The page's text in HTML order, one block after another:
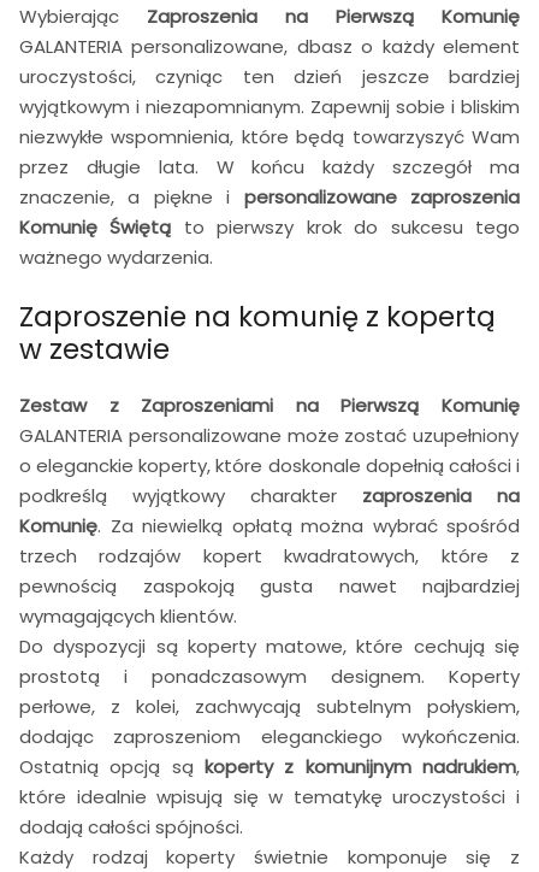
Wybierając Zaproszenia na Pierwszą Komunię
GALANTERIA personalizowane, dbasz o każdy element
uroczystości, czyniąc ten dzień jeszcze bardziej
wyjątkowym i niezapomnianym. Zapewnij sobie i bliskim
niezwykłe wspomnienia, które będą towarzyszyć Wam
przez długie lata. W końcu każdy szczegół ma
znaczenie, a piękne i personalizowane zaproszenia
Komunię Świętą to pierwszy krok do sukcesu tego
ważnego wydarzenia.
Zaproszenie na komunię z kopertą
w zestawie
Zestaw z Zaproszeniami na Pierwszą Komunię
GALANTERIA personalizowane może zostać uzupełniony
o eleganckie koperty, które doskonale dopełnią całości i
podkreślą wyjątkowy charakter zaproszenia na
Komunię. Za niewielką opłatą można wybrać spośród
trzech rodzajów kopert kwadratowych, które z
pewnością zaspokoją gusta nawet najbardziej
wymagających klientów.
Do dyspozycji są koperty matowe, które cechują się
prostotą i ponadczasowym designem. Koperty
perłowe, z kolei, zachwycają subtelnym połyskiem,
dodając zaproszeniom eleganckiego wykończenia.
Ostatnią opcją są koperty z komunijnym nadrukiem,
które idealnie wpisują się w tematykę uroczystości i
dodają całości spójności.
Każdy rodzaj koperty świetnie komponuje się z